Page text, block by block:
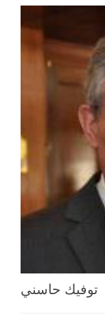
حدد ملفا
اختر بلدا/بلدان
توفيك حاسني